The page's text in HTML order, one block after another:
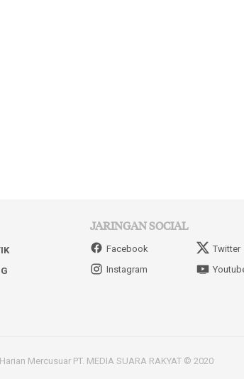
JARINGAN SOCIAL
Facebook
Twitter
Instagram
Mercusuar PT. MEDIA SUARA RAKYAT © 2020